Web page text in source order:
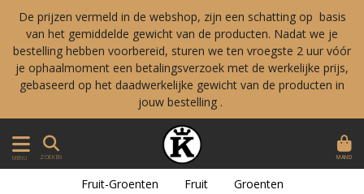
De prijzen vermeld in de webshop, zijn een schatting op basis
van het gemiddelde gewicht van de producten. Nadat we je
bestelling hebben voorbereid, sturen we ten vroegste 2 uur vóór
je ophaalmoment een betalingsverzoek met de werkelijke prijs,
gebaseerd op het daadwerkelijke gewicht van de producten in
jouw bestelling .
MENU ZOEKEN MAND
Fruit-Groenten Fruit
Groenten